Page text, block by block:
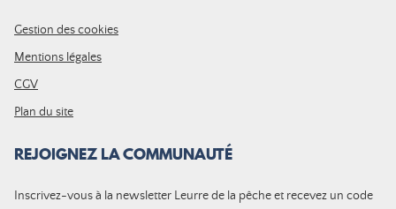
Gestion des cookies
Mentions légales
CGV
Plan du site
REJOIGNEZ LA COMMUNAUTÉ
Inscrivez-vous à la newsletter Leurre de la pêche et recevez un code